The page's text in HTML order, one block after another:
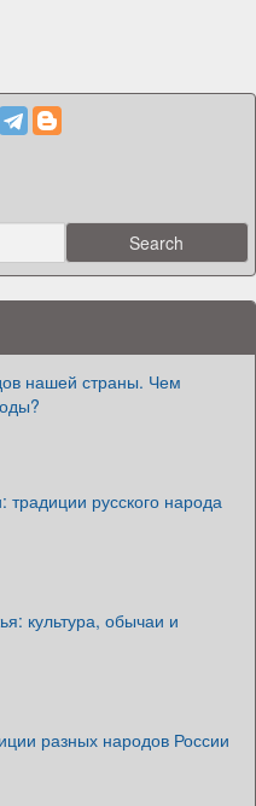
нашей страны. Чем
традиции русского народа
культура, обычаи и
разных народов России